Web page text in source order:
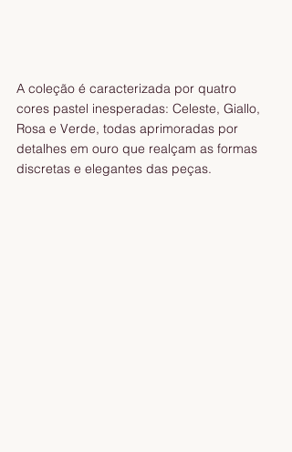
A coleção é caracterizada por quatro
cores pastel inesperadas: Celeste, Giallo,
Rosa e Verde, todas aprimoradas por
detalhes em ouro que realçam as formas
discretas e elegantes das peças.